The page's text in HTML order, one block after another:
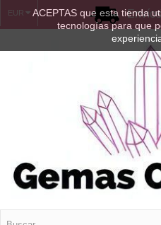
ACEPTAS que esta tienda
tecnologías para que
EUR